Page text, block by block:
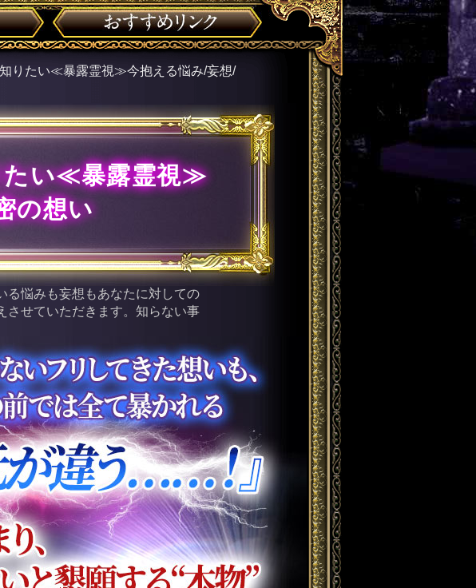
りたい≪暴露霊視≫今抱える悩み/妄想/
たい≪暴露霊視≫
の想い
悩みも妄想もあなたに対しての
せていただきます。知らない事